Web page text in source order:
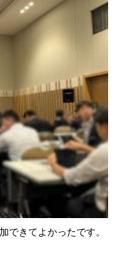
できてよかったです。